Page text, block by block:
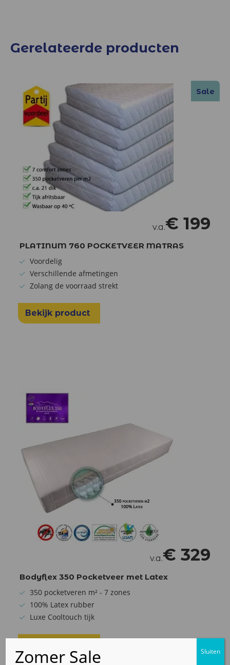
Gerelateerde producten
Sale
Sale
v.a.€ 199
PLATINUM 760 POCKETVEER MATRAS
Voordelig
Verschillende afmetingen
Zolang de voorraad strekt
Bekijk product
v.a.€ 329
Bodyflex 350 Pocketveer met Latex
350 pocketveren m² - 7 zones
100% Latex rubber
Luxe Cooltouch tijk